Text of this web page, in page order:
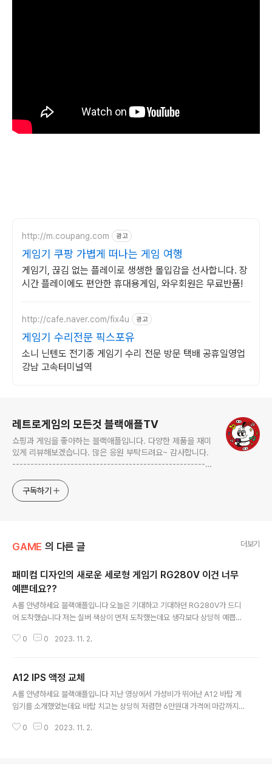
http://m.coupang.com 광고
게임기 쿠팡 가볍게 떠나는 게임 여행
게임기, 끊김 없는 플레이로 생생한 몰입감을 선사합니다. 장
시간 플레이에도 편안한 휴대용게임, 와우회원은 무료반품!
http://cafe.naver.com/fix4u 광고
게임기 수리전문 픽스포유
소니 닌텐도 전기종 게임기 수리 전문 방문 택배 공휴일영업
강남 고속터미널역
레트로게임의 모든것 블랙애플TV
쇼핑과 게임을 좋아하는 블랙애플입니다. 다양한 제품을 재미
있게 리뷰해보겠습니다. 많은 응원 부탁드려요~ 감사합니다.
-------------------------------------------------------
---------- blackapple.btv@gmail.com ---------------
----------------------------
구독하기
GAME 의 다른 글 더보기
패미컴 디자인의 새로운 세로형 게임기 RG280V 이건 너무
예쁜데요??
A롤 안녕하세요 블랙애플입니다 오늘은 기대하고 기대하던 RG280V가 드디
어 도착했습니다 저는 실버 색상이 먼저 도착했는데요 생각보다 상당히 예쁩니
요 2.8인치의 상당히 작고 아담한 사이즈의 게임기인데요 아재들의 눈물이 벌
처럼 나중에는 케이블도 없을 수 있겠네요 오우…상당히 예쁘게 잘 나왔습니다
생각보다 상당히 귀여운데요? 패미컴 디자인을 그대로 카피한 제품인데요 실버
도 의외로 괜찮습니다 패미컴 컬러가 아직 도착하지 않았는데요 도착하는데로
0 0 2023. 11. 2.
A12 IPS 액정 교체
A롤 안녕하세요 블랙애플입니다 지난 영상에서 가성비가 뛰어난 A12 바탑 게
임기를 소개했었는데요 바탑 치고는 상당히 저렴한 6만원대 가격에 마감까지
그러던중 우연히 IPS 액정으로 교체할 수 있다는 정보를 입수해서 바로 주문한
0 0 2023. 11. 2.